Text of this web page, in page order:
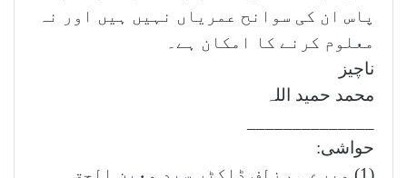
پاس ان کی سوانح عمریاں نہیں ہیں اور نہ
معلوم کرنے کا امکان ہے۔
ناچیز
محمد حمید اللہ
حواشی:
(1) میرے ہم زلف ڈاکٹر سید معین الحق